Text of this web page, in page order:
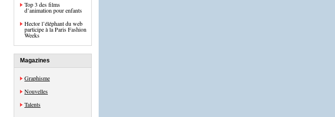
Top 3 des films
d’animation pour enfants
Hector l’éléphant du web
participe à la Paris Fashion
Weeks
Magazines
Graphisme
Nouvelles
Talents